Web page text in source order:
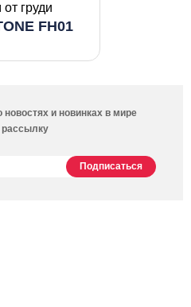
груди
FH01
новостях и новинках в мире